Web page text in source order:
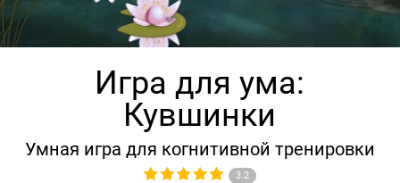
Игра для ума:
Кувшинки
Умная игра для когнитивной тренировки
3.2